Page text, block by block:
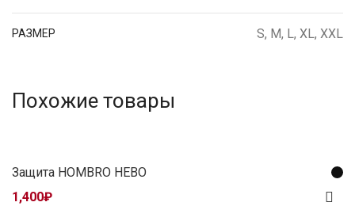
РАЗМЕР S, M, L, XL, XXL
Похожие товары
Защита HOMBRO HEBO
1,400₽